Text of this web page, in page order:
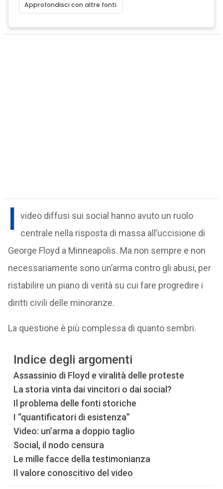
Approfondisci con altre fonti
I video diffusi sui social hanno avuto un ruolo
centrale nella risposta di massa all’uccisione di
George Floyd a Minneapolis. Ma non sempre e non
necessariamente sono un’arma contro gli abusi, per
ristabilire un piano di verità su cui fare progredire i
diritti civili delle minoranze.
La questione è più complessa di quanto sembri.
Indice degli argomenti
Assassinio di Floyd e viralità delle proteste
La storia vinta dai vincitori o dai social?
Il problema delle fonti storiche
I “quantificatori di esistenza”
Video: un’arma a doppio taglio
Social, il nodo censura
Le mille facce della testimonianza
Il valore conoscitivo del video